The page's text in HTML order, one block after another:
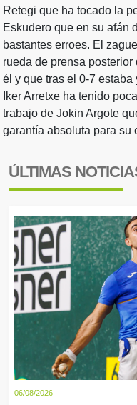
Retegi que ha tocado la
Eskudero que en su afán
bastantes erroes. El
rueda de prensa
él y que tras el 0-7
Iker Arretxe ha tenido
trabajo de Jokin Argote
garantía absoluta para su
ÚLTIMAS
06/08/2026